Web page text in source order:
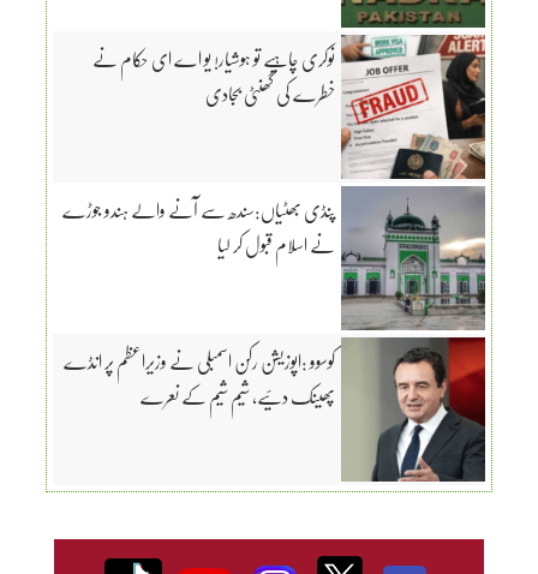
نوکری چاہیے تو ہوشیار! یو اے ای حکام نے
خطرے کی گھنٹی بجادی
پنڈی بھٹیاں:سندھ سے آنے والے ہندو جوڑے
نے اسلام قبول کر لیا
کوسوو :اپوزیشن رکن اسمبلی نے وزیراعظم پر انڈے
پھینک دئیے، شیم شیم کے نعرے